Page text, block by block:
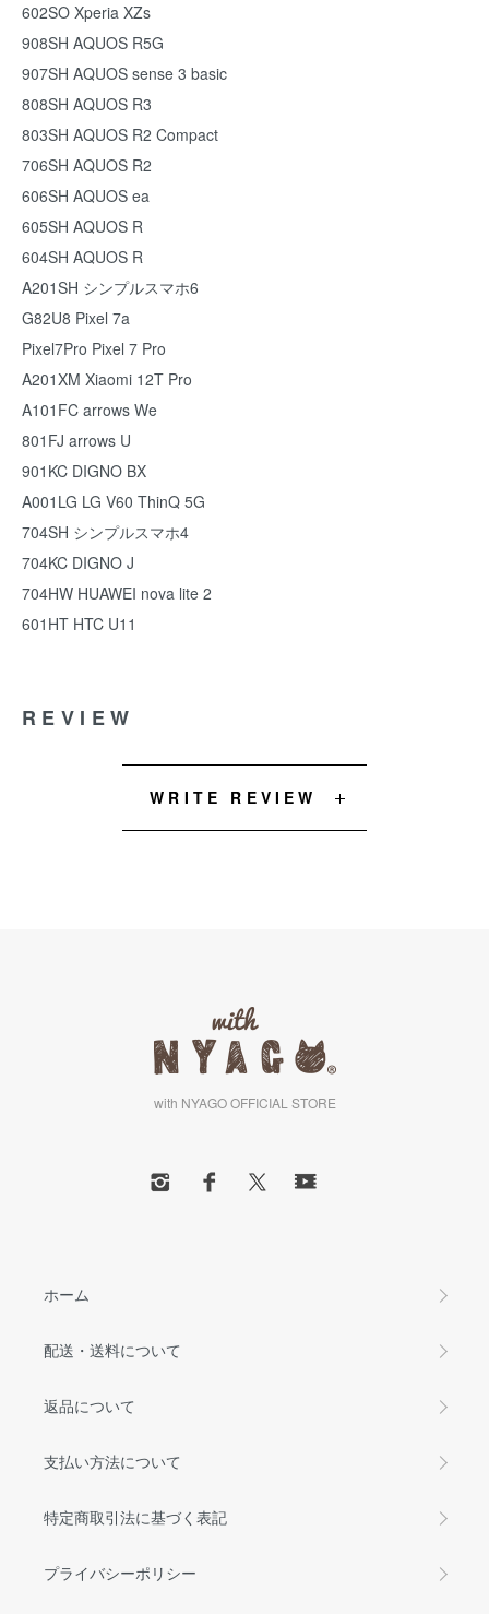
602SO Xperia XZs
908SH AQUOS R5G
907SH AQUOS sense 3 basic
808SH AQUOS R3
803SH AQUOS R2 Compact
706SH AQUOS R2
606SH AQUOS ea
605SH AQUOS R
604SH AQUOS R
A201SH シンプルスマホ6
G82U8 Pixel 7a
Pixel7Pro Pixel 7 Pro
A201XM Xiaomi 12T Pro
A101FC arrows We
801FJ arrows U
901KC DIGNO BX
A001LG LG V60 ThinQ 5G
704SH シンプルスマホ4
704KC DIGNO J
704HW HUAWEI nova lite 2
601HT HTC U11
REVIEW
WRITE REVIEW
with NYAGO OFFICIAL STORE
ホーム
配送・送料について
返品について
支払い方法について
特定商取引法に基づく表記
プライバシーポリシー